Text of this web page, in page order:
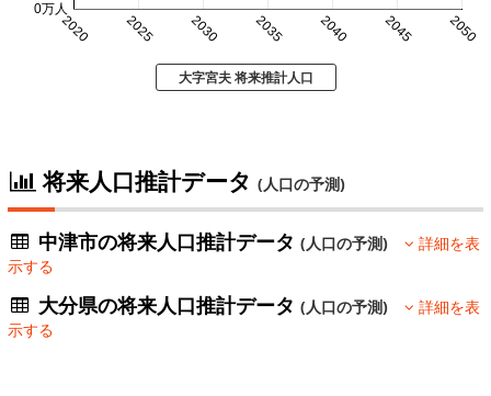
2020 2025 2030 2035 2040 2045 2050
0万人
大字宮夫 将来推計人口
将来人口推計データ (人口の予測)
中津市の将来人口推計データ(人口の予測)
詳細を表
示する
大分県の将来人口推計データ(人口の予測)
詳細を表
示する